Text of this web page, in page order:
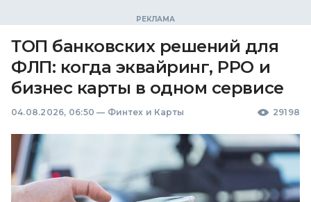
ТОП банковских решений для
ФЛП: когда эквайринг, РРО и
бизнес карты в одном сервисе
04.08.2026, 06:50 — Финтех и Карты 29198